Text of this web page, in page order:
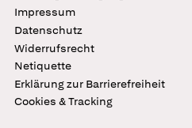
Impressum
Datenschutz
Widerrufsrecht
Netiquette
Erklärung zur Barrierefreiheit
Cookies & Tracking